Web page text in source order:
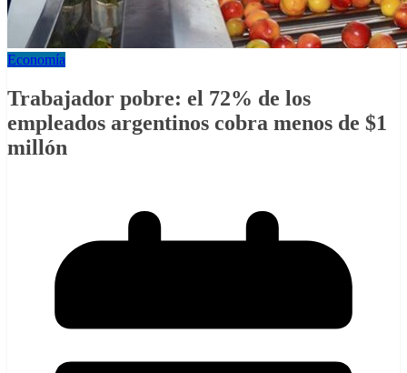
Economía
Trabajador pobre: el 72% de los
empleados argentinos cobra menos de $1
millón